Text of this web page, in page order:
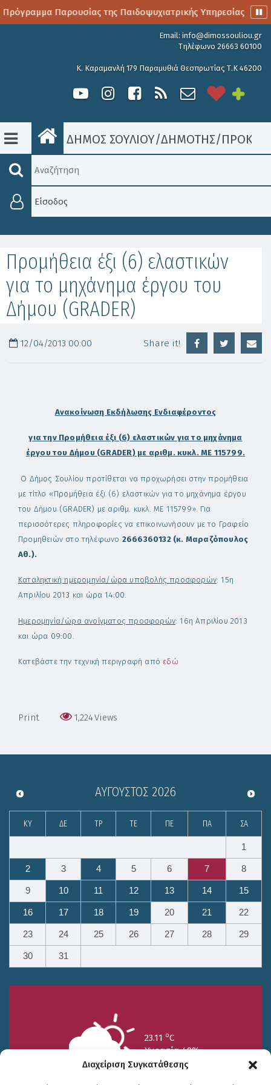
Διαχείριση Συγκατάθεσης
Παρουσίας της Παιδοψυχιατρικής Υπηρεσίας
Email: info@dimossouliou.gr
Τηλέφωνο 26663 60100
Κ. Καραμανλή 179 Παραμυθιά Θεσπρωτίας Τ.Κ 46200
ΔΗΜΟΣ ΣΟΥΛΙΟΥ/ΔΗΜΟΤΗΣ/
Είσοδος
Προμήθεια έξι (6) ελαστικών
για το μηχάνημα έργου του
Δήμου (GRADER)
12/04/2013 00:00 Share it!
Ανακοίνωση Εκδήλωσης Ενδιαφέροντος
για την Προμήθεια έξι (6) ελαστικών για το μηχάνημα
έργου του Δήμου (GRADER) με αριθμ. κυκλ. ΜΕ 115799.
Ο Δήμος Σουλίου προτίθεται να προχωρήσει στην προμήθεια
με τίτλο «Προμήθεια έξι (6) ελαστικών για το μηχάνημα έργου
του Δήμου (GRADER) με αριθμ. κυκλ. ΜΕ 115799». Για
περισσότερες πληροφορίες να επικοινωνήσουν με το Γραφείο
Προμηθειών στο τηλέφωνο 2666360132 (κ. Μαραζόπουλος
Αθ.).
Καταληκτική ημερομηνία/ώρα υποβολής προσφορών: 15η
Απριλίου 2013 και ώρα 14:00.
Ημερομηνία/ώρα ανοίγματος προσφορών: 16η Απριλίου 2013
και ώρα 09:00.
Κατεβάστε την τεχνική περιγραφή από εδώ
Print 1,224Views
ΑΎΓΟΥΣΤΟΣ 2026
ΚΥ ΔΕ ΤΡ ΤΕ ΠΕ ΠΑ ΣΑ
1
2 3 4 5 6 7 8
9 10 11 12 13 14 15
16 17 18 19 20 21 22
23 24 25 26 27 28 29
30 31
23.11 oC
Υγρασία 49%